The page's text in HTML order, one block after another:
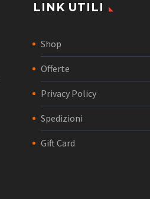
LINK UTILI
Shop
Offerte
Privacy Policy
Spedizioni
Gift Card